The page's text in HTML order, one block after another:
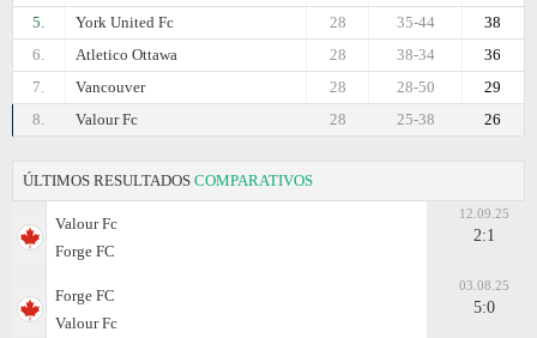
5.
York United Fc 38
35-44
28
6.
Atletico Ottawa 36
38-34
28
7.
Vancouver 29
28-50
28
8.
Valour Fc 26
25-38
28
ÚLTIMOS RESULTADOS COMPARATIVOS
Valour Fc
Forge FC
12.09.25
2:1
Forge FC
Valour Fc
03.08.25
5:0